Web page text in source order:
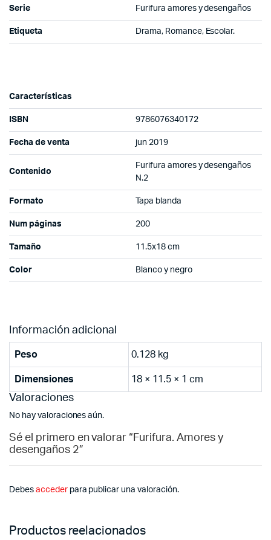
Serie Furifura amores y desengaños
Etiqueta Drama, Romance, Escolar.
Características
ISBN 9786076340172
Fecha de venta jun 2019
Contenido
Furifura amores y desengaños
N.2
Formato Tapa blanda
Num páginas 200
Tamaño 11.5x18 cm
Color Blanco y negro
Información adicional
Peso 0.128 kg
Dimensiones 18 × 11.5 × 1 cm
Valoraciones
No hay valoraciones aún.
Sé el primero en valorar “Furifura. Amores y
desengaños 2”
Debes accederpara publicar una valoración.
Productos reelacionados